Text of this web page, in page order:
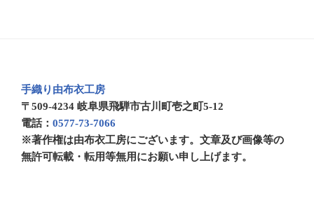
手織り由布衣工房
〒509-4234 岐阜県飛騨市古川町壱之町5-12
電話： 0577-73-7066
※著作権は由布衣工房にございます。文章及び画像等の
無許可転載・転用等無用にお願い申し上げます。